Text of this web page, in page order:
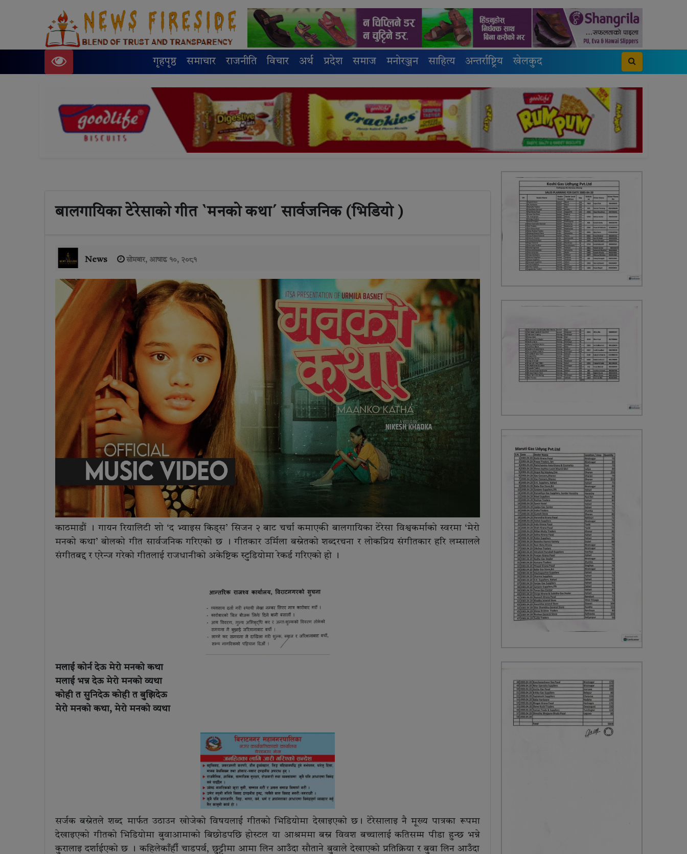
गृहपृष्ठ समाचार राजनीति विचार अर्थ प्रदेश समाज मनोरञ्जन साहित्य अन्तर्राष्ट्रिय खेलकुद
बालगायिका टेरेसाको गीत `मनको कथा´ सार्वजनिक (भिडियो )
News सोमबार, आषाढ १०, २०८१
काठमाडौं । गायन रियालिटी शो ‘द भ्वाइस किड्स’ सिजन २ बाट चर्चा कमाएकी बालगायिका टेरेसा विश्वकर्माको स्वरमा ‘मेरो
मनको कथा’ बोलको गीत सार्वजनिक गरिएको छ । गीतकार उर्मिला बस्नेतको शब्दरचना र लोकप्रिय संगीतकार हरि लम्सालले
संगीतबद्द र एरेन्ज गरेको गीतलाई राजधानीको अकेष्टिक स्टुडियोमा रेकर्ड गरिएको हो ।
मलाई कोर्न देऊ मेरो मनको कथा
मलाई भन्न देऊ मेरो मनको व्यथा
कोही त सुनिदेऊ कोही त बुझिदेऊ
मेरो मनको कथा, मेरो मनको व्यथा
सर्जक बस्नेतले शब्द मार्फत उठाउन खोजेको विषयलाई गीतको भिडियोमा देखाइएको छ। टेरेसालाइ नै मूख्य पात्रका रूपमा
देखाइएको गीतको भिडियोमा बुवाआमाको बिछोडपछि होस्टल या आश्रममा बस्न विवश बच्चालाई कतिसम्म पीडा हुन्छ भन्ने
कुरालाइ दर्शाईएको छ । कहिलेकाँहीँ चाडपर्व, छुट्टीमा आमा लिन आउँदा सौताने बुवाले देखाएको प्रतिक्रिया र बुवा लिन आउँदा